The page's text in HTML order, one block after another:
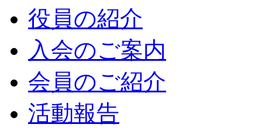
役員の紹介
入会のご案内
会員のご紹介
活動報告